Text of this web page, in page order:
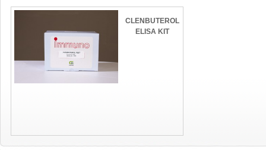
CLENBUTEROL
ELISA KIT